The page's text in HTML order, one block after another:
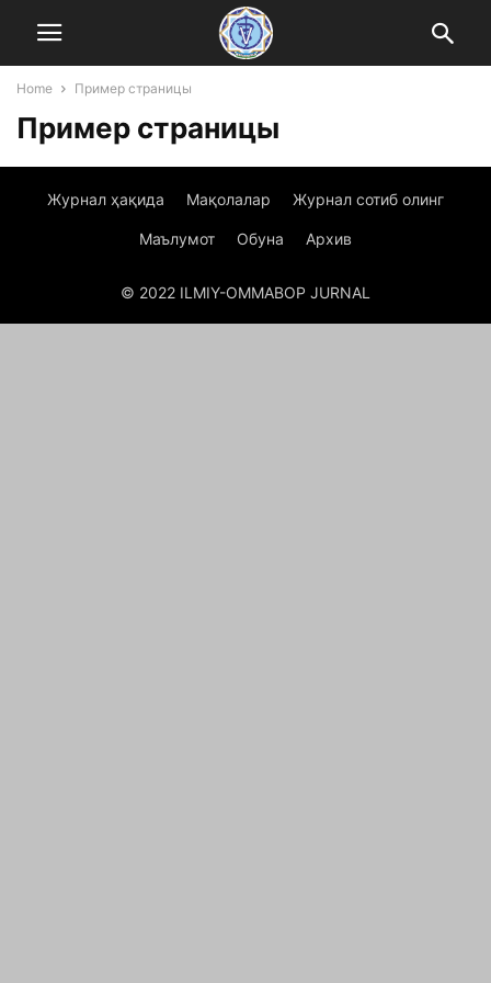
Home Пример страницы
Пример страницы
Журнал ҳақида Мақолалар Журнал сотиб олинг
Маълумот Обуна Архив
© 2022 ILMIY-OMMABOP JURNAL